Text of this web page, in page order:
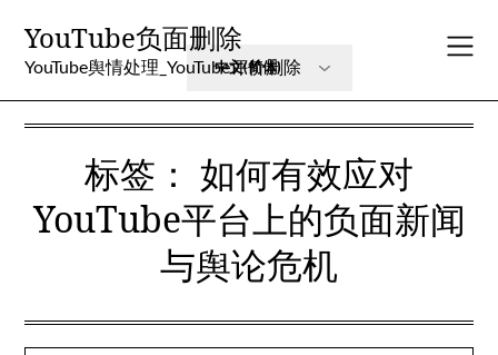
content
YouTube负面删除
YouTube舆情处理_YouTube评价删除
标签： 如何有效应对
YouTube平台上的负面新闻
与舆论危机